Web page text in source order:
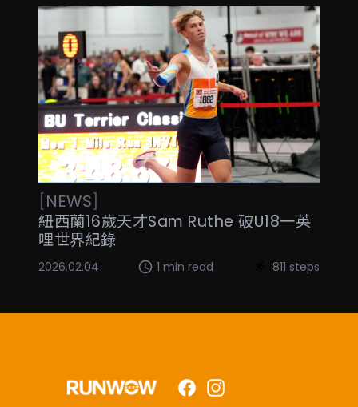
[NEWS]
紐西蘭16歲天才Sam Ruthe 破U18一英
哩世界紀錄
2026.02.04 1 min read 811 steps
FacebookInstagram